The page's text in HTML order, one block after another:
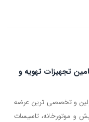
تجهیزات تهویه و
از سال ۱۳۸۳ به‌عنوان اولین و تخصصی ترین عرضه
و موتورخانه، تاسیسات